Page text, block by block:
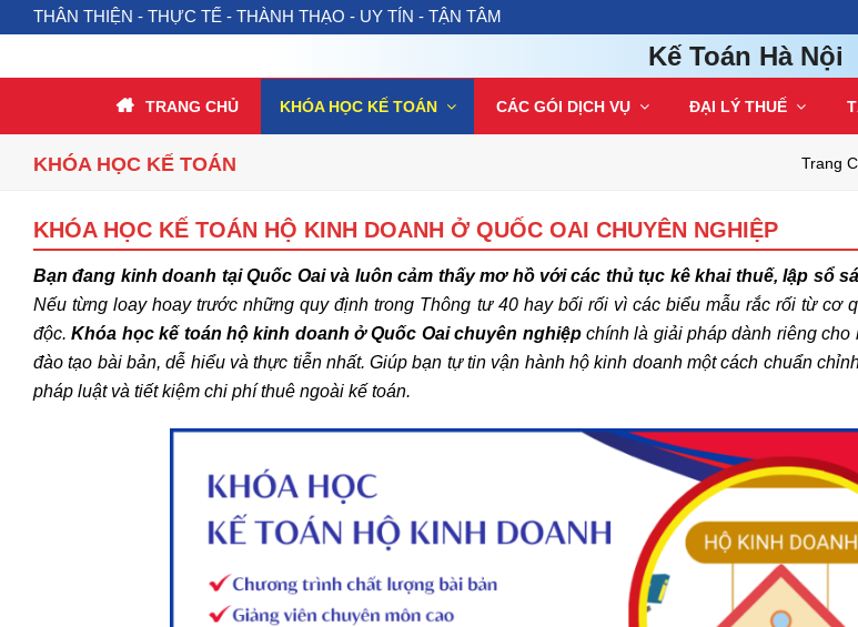
THÂN THIỆN - THỰC TẾ - THÀNH THẠO - UY TÍN - TẬN TÂM
Kế Toán Hà Nội
TRANG CHỦ KHÓA HỌC KẾ TOÁN CÁC GÓI DỊCH VỤ ĐẠI LÝ THUẾ
KHÓA HỌC KẾ TOÁN Trang
KHÓA HỌC KẾ TOÁN HỘ KINH DOANH Ở QUỐC OAI CHUYÊN NGHIỆP
Bạn đang kinh doanh tại Quốc Oai và luôn cảm thấy mơ hồ với các thủ tục kê khai thuế, lập sổ
Nếu từng loay hoay trước những quy định trong Thông tư 40 hay bối rối vì các biểu mẫu rắc rối từ cơ
độc.Khóa học kế toán hộ kinh doanh ở Quốc Oai chuyên nghiệpchính là giải pháp dành riêng cho
đào tạo bài bản, dễ hiểu và thực tiễn nhất. Giúp bạn tự tin vận hành hộ kinh doanh một cách chuẩn
pháp luật và tiết kiệm chi phí thuê ngoài kế toán.